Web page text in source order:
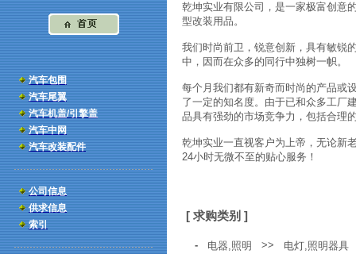
汽车包围
汽车尾翼
汽车机盖/引擎盖
汽车中网
汽车改装配件
公司信息
供求信息
索引
乾坤实业有限公司，是一家极富创意
型改装用品。
我们时尚前卫，锐意创新，具有敏锐
中，因而在众多的同行中独树一帜。
每个月我们都有新奇而时尚的产品或
了一定的知名度。由于已和众多工厂
品具有强劲的市场竞争力，包括合理
乾坤实业一直视客户为上帝，无论新
24小时无微不至的贴心服务！
[ 求购类别 ]
- 电器,照明 >>
电灯,照明器具